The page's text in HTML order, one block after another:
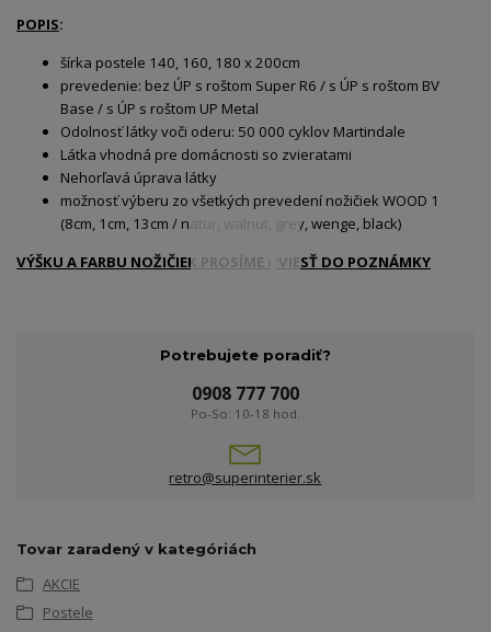
POPIS:
šírka postele 140, 160, 180 x 200cm
prevedenie: bez ÚP s roštom Super R6 / s ÚP s roštom BV
Base / s ÚP s roštom UP Metal
Odolnosť látky voči oderu: 50 000 cyklov Martindale
Látka vhodná pre domácnosti so zvieratami
Nehorľavá úprava látky
možnosť výberu zo všetkých prevedení nožičiek WOOD 1
(8cm, 1cm, 13cm / natur, walnut, grey, wenge, black)
VÝŠKU A FARBU NOŽIČIEK PROSÍME UVIESŤ DO POZNÁMKY
Potrebujete poradiť?
0908 777 700
Po-So: 10-18 hod.
retro@superinterier.sk
Tovar zaradený v kategóriách
AKCIE
Postele